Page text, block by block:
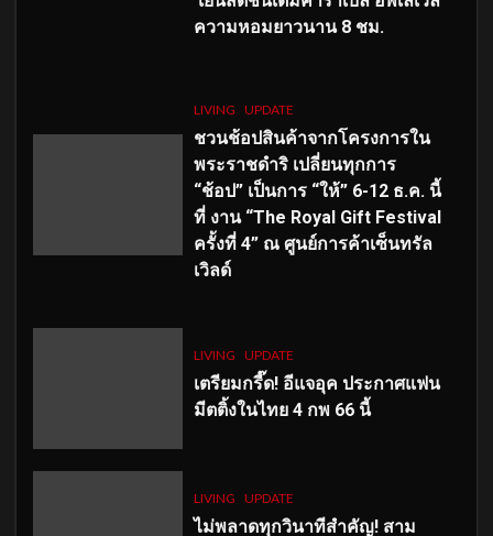
ความหอมยาวนาน 8 ชม.
LIVING UPDATE
ชวนช้อปสินค้าจากโครงการใน
พระราชดำริ เปลี่ยนทุกการ
“ช้อป” เป็นการ “ให้” 6-12 ธ.ค. นี้
ที่ งาน “The Royal Gift Festival
ครั้งที่ 4” ณ ศูนย์การค้าเซ็นทรัล
เวิลด์
LIVING UPDATE
เตรียมกรี๊ด! อีแจอุค ประกาศแฟน
มีตติ้งในไทย 4 กพ 66 นี้
LIVING UPDATE
ไม่พลาดทุกวินาทีสำคัญ! สาม